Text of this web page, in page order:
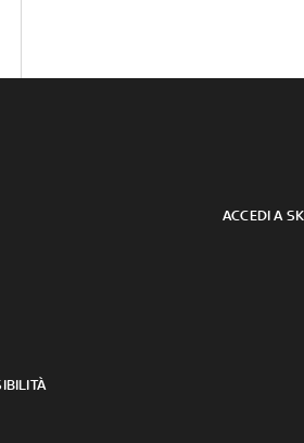
ACCEDI A